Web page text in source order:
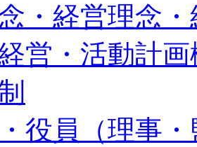
・経営理念
営・活動計画
役員（理事